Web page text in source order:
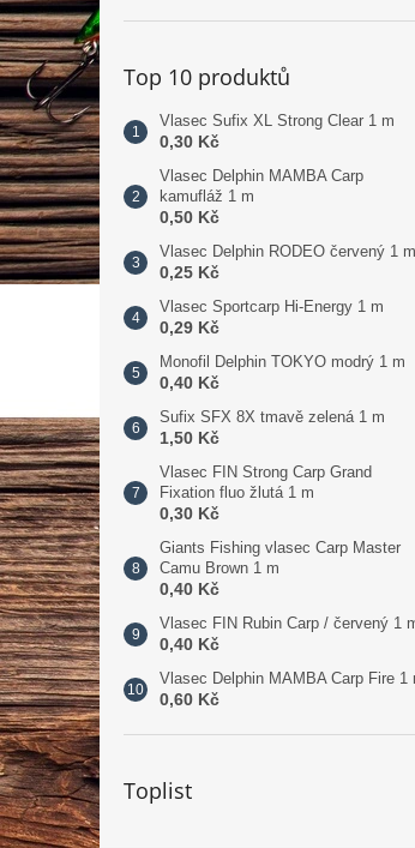
Top 10 produktů
Vlasec Sufix XL Strong Clear 1 m
0,30 Kč
Vlasec Delphin MAMBA Carp
kamufláž 1 m
0,50 Kč
Vlasec Delphin RODEO červený 1 m
0,25 Kč
Vlasec Sportcarp Hi-Energy 1 m
0,29 Kč
Monofil Delphin TOKYO modrý 1 m
0,40 Kč
Sufix SFX 8X tmavě zelená 1 m
1,50 Kč
Vlasec FIN Strong Carp Grand
Fixation fluo žlutá 1 m
0,30 Kč
Giants Fishing vlasec Carp Master
Camu Brown 1 m
0,40 Kč
Vlasec FIN Rubin Carp / červený 1
0,40 Kč
Vlasec Delphin MAMBA Carp Fire 1
0,60 Kč
Toplist